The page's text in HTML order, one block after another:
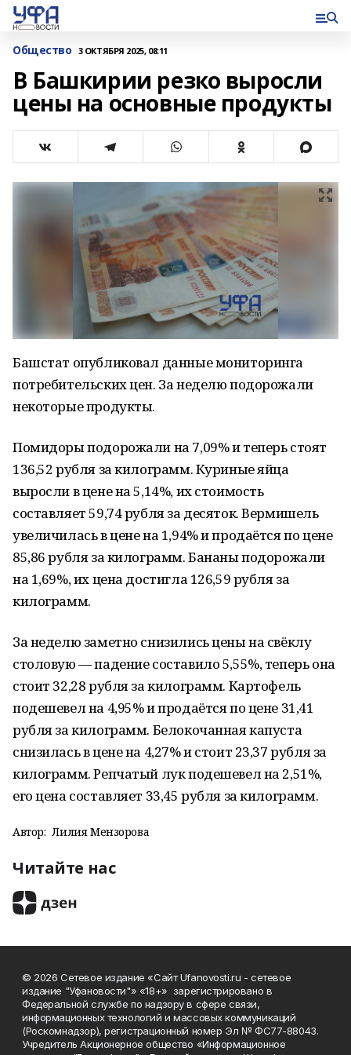
Общество 3 ОКТЯБРЯ 2025, 08:11
В Башкирии резко выросли
цены на основные продукты
Башстат опубликовал данные мониторинга
потребительских цен. За неделю подорожали
некоторые продукты.
Помидоры подорожали на 7,09% и теперь стоят
136,52 рубля за килограмм. Куриные яйца
выросли в цене на 5,14%, их стоимость
составляет 59,74 рубля за десяток. Вермишель
увеличилась в цене на 1,94% и продаётся по цене
85,86 рубля за килограмм. Бананы подорожали
на 1,69%, их цена достигла 126,59 рубля за
килограмм.
За неделю заметно снизились цены на свёклу
столовую — падение составило 5,55%, теперь она
стоит 32,28 рубля за килограмм. Картофель
подешевел на 4,95% и продаётся по цене 31,41
рубля за килограмм. Белокочанная капуста
снизилась в цене на 4,27% и стоит 23,37 рубля за
килограмм. Репчатый лук подешевел на 2,51%,
его цена составляет 33,45 рубля за килограмм.
Автор: Лилия Мензорова
Читайте нас
© 2026 Сетевое издание «Сайт Ufanovosti.ru - сетевое
издание "Уфановости"» «18+» зарегистрировано в
Федеральной службе по надзору в сфере связи,
информационных технологий и массовых коммуникаций
(Роскомнадзор), регистрационный номер Эл № ФС77-88043.
Учредитель Акционерное общество «Информационное